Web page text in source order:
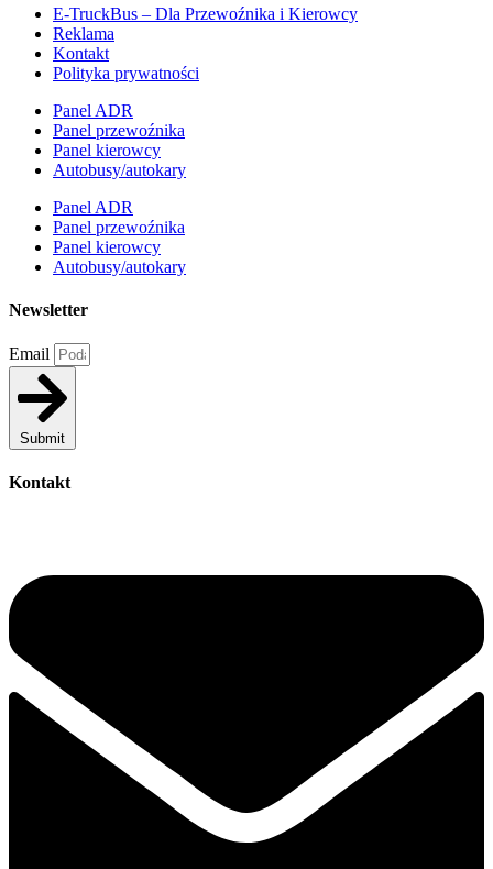
E-TruckBus – Dla Przewoźnika i Kierowcy
Reklama
Kontakt
Polityka prywatności
Panel ADR
Panel przewoźnika
Panel kierowcy
Autobusy/autokary
Panel ADR
Panel przewoźnika
Panel kierowcy
Autobusy/autokary
Newsletter
Email
Submit
Kontakt